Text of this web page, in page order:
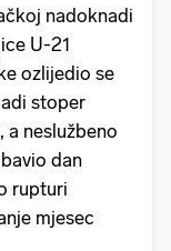
nadoknadi
U-21
ozlijedio se
stoper
a neslužbeno
dan
rupturi
mjesec